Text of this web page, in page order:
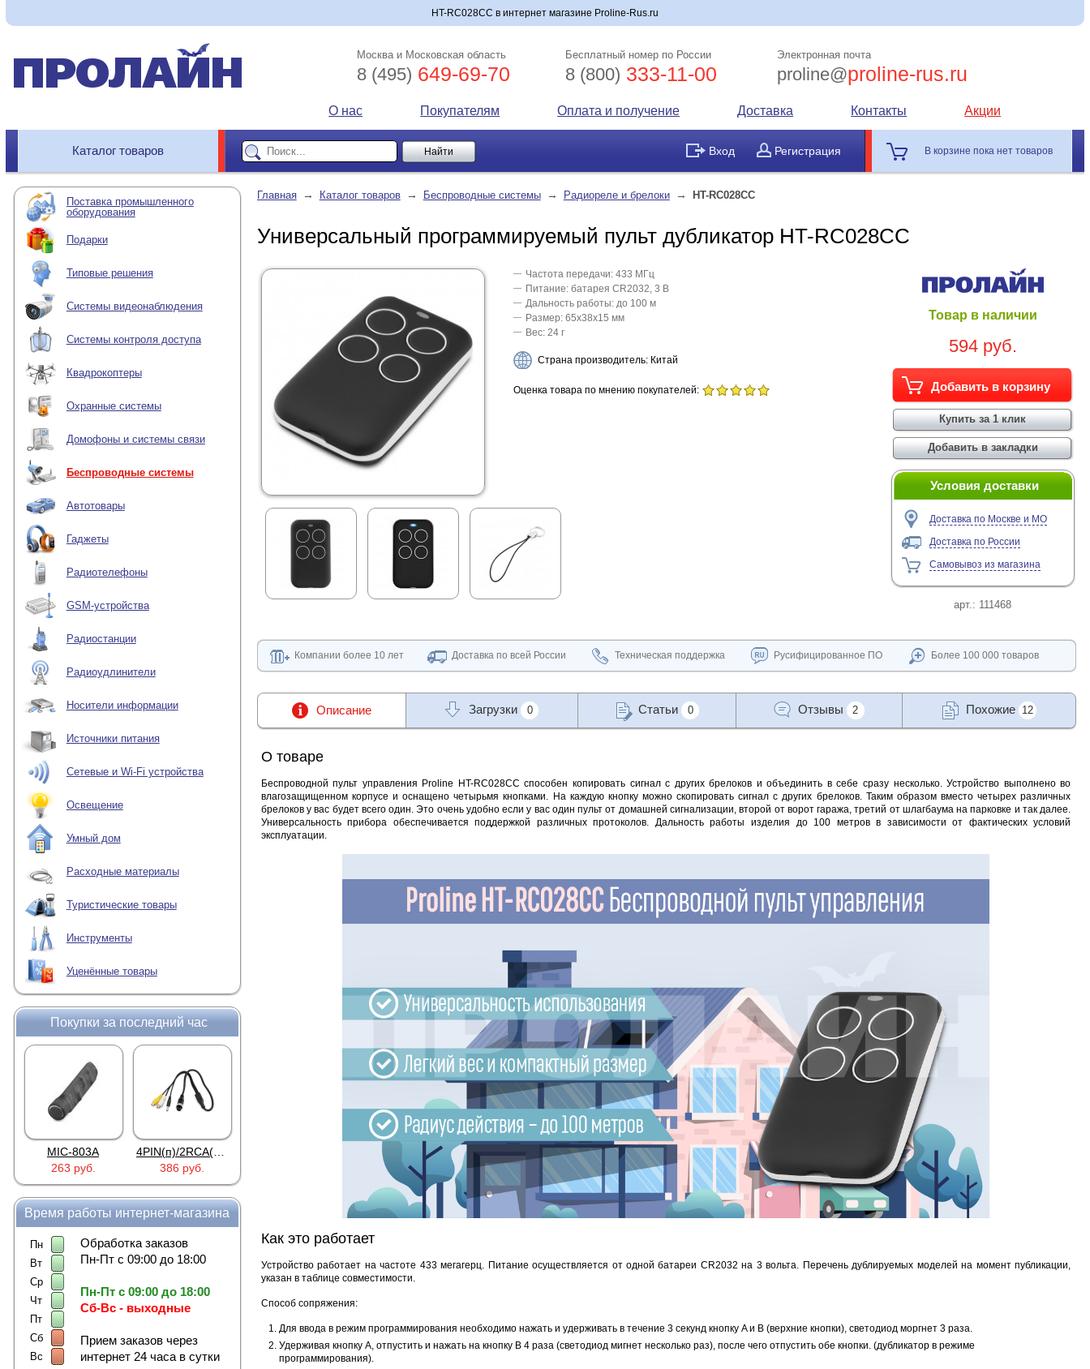
HT-RC028CC в интернет магазине Proline-Rus.ru
Москва и Московская область
8 (495) 649-69-70
Бесплатный номер по России
8 (800) 333-11-00
Электронная почта
proline@proline-rus.ru
О нас Покупателям Оплата и получение Доставка Контакты Акции
Каталог товаров Вход Регистрация В корзине пока нет товаров
Поставка промышленного
оборудования
Подарки
Типовые решения
Системы видеонаблюдения
Системы контроля доступа
Квадрокоптеры
Охранные системы
Домофоны и системы связи
Беспроводные системы
Автотовары
Гаджеты
Радиотелефоны
GSM-устройства
Радиостанции
Радиоудлинители
Носители информации
Источники питания
Сетевые и Wi-Fi устройства
Освещение
Умный дом
Расходные материалы
Туристические товары
Инструменты
Уценённые товары
Покупки за последний час
MIC-803A
263 руб.
4PIN(п)/2RCA(м)+DJK-11(п)
386 руб.
DJK-11Y(1м-2п) U3-1L
97 руб.
DJK-11Y(1м-4п) U3-1Y
206 руб.
Proline HA-CB01
4 452 руб.
Proline PR-LED0503F2AA RED
250 руб.
EM-Marine N006BB
137 руб.
Время работы интернет-магазина
Пн
Вт
Ср
Чт
Пт
Сб
Вс
Обработка заказов
Пн-Пт с 09:00 до 18:00
Пн-Пт с 09:00 до 18:00
Сб-Вс - выходные
Прием заказов через
интернет 24 часа в сутки
Главная → Каталог товаров → Беспроводные системы → Радиореле и брелоки → HT-RC028CC
Универсальный программируемый пульт дубликатор HT-RC028CC
Частота передачи: 433 МГц
Питание: батарея CR2032, 3 В
Дальность работы: до 100 м
Размер: 65х38х15 мм
Вес: 24 г
Страна производитель: Китай
Оценка товара по мнению покупателей:
Товар в наличии
594 руб.
Условия доставки
Доставка по Москве и МО
Доставка по России
Самовывоз из магазина
арт.: 111468
Компании более 10 лет Доставка по всей России Техническая поддержка Русифицированное ПО Более 100 000 товаров
Описание Загрузки 0 Статьи 0 Отзывы 2 Похожие 12
О товаре
Беспроводной пульт управления Proline HT-RC028CC способен копировать сигнал с других брелоков и объединить в себе сразу несколько. Устройство выполнено во
влагозащищенном корпусе и оснащено четырьмя кнопками. На каждую кнопку можно скопировать сигнал с других брелоков. Таким образом вместо четырех различных
брелоков у вас будет всего один. Это очень удобно если у вас один пульт от домашней сигнализации, второй от ворот гаража, третий от шлагбаума на парковке и так далее.
Универсальность прибора обеспечивается поддержкой различных протоколов. Дальность работы изделия до 100 метров в зависимости от фактических условий
эксплуатации.
Как это работает
Устройство работает на частоте 433 мегагерц. Питание осуществляется от одной батареи CR2032 на 3 вольта. Перечень дублируемых моделей на момент публикации,
указан в таблице совместимости.
Способ сопряжения:
Для ввода в режим программирования необходимо нажать и удерживать в течение 3 секунд кнопку A и B (верхние кнопки), светодиод моргнет 3 раза.
Удерживая кнопку А, отпустить и нажать на кнопку В 4 раза (светодиод мигнет несколько раз), после чего отпустить обе кнопки. (дубликатор в режиме
программирования).